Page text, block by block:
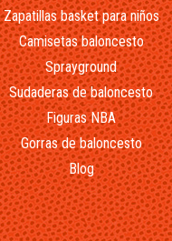
Zapatillas basket para niños
Camisetas baloncesto
Sprayground
Sudaderas de baloncesto
Figuras NBA
Gorras de baloncesto
Blog